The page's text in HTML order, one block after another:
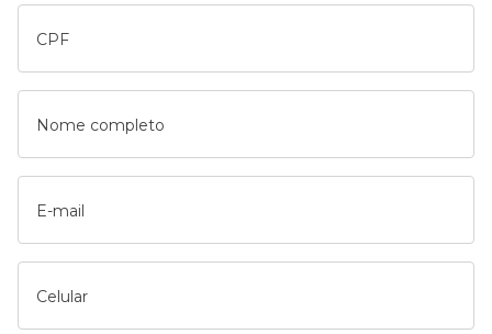
CPF
Nome completo
E-mail
Celular